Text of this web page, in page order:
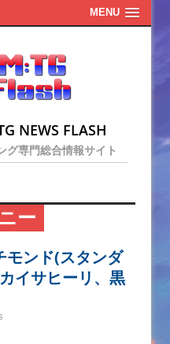
MENU
NEWS FLASH
グ専門総合情報サイト
ー
モンド(スタンダ
イサヒーリ、黒